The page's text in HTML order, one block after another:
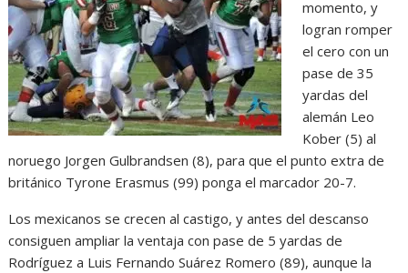
momento, y
logran romper
el cero con un
pase de 35
yardas del
alemán Leo
Kober (5) al
noruego Jorgen Gulbrandsen (8), para que el punto extra de
británico Tyrone Erasmus (99) ponga el marcador 20-7.
Los mexicanos se crecen al castigo, y antes del descanso
consiguen ampliar la ventaja con pase de 5 yardas de
Rodríguez a Luis Fernando Suárez Romero (89), aunque la